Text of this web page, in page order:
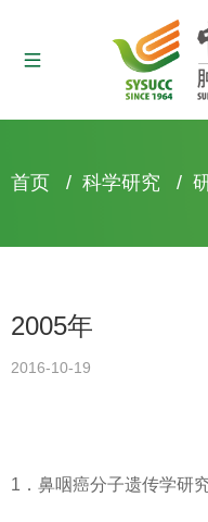
面
屑
首页 / 科学研究 /
2005年
2016-10-19
1．鼻咽癌分子遗传学研